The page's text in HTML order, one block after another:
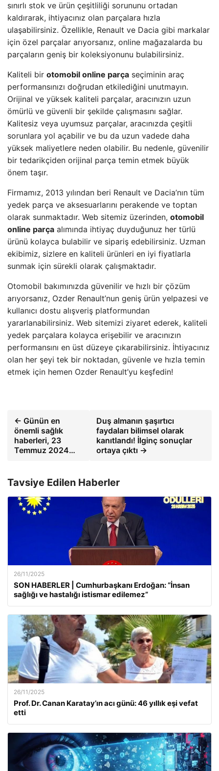
sınırlı stok ve ürün çeşitliliği sorununu ortadan
kaldırarak, ihtiyacınız olan parçalara hızla
ulaşabilirsiniz. Özellikle, Renault ve Dacia gibi markalar
için özel parçalar arıyorsanız, online mağazalarda bu
parçaların geniş bir koleksiyonunu bulabilirsiniz.
Kaliteli bir otomobil online parça seçiminin araç
performansınızı doğrudan etkilediğini unutmayın.
Orijinal ve yüksek kaliteli parçalar, aracınızın uzun
ömürlü ve güvenli bir şekilde çalışmasını sağlar.
Kalitesiz veya uyumsuz parçalar, aracınızda çeşitli
sorunlara yol açabilir ve bu da uzun vadede daha
yüksek maliyetlere neden olabilir. Bu nedenle, güvenilir
bir tedarikçiden orijinal parça temin etmek büyük
önem taşır.
Firmamız, 2013 yılından beri Renault ve Dacia’nın tüm
yedek parça ve aksesuarlarını perakende ve toptan
olarak sunmaktadır. Web sitemiz üzerinden, otomobil
online parça alımında ihtiyaç duyduğunuz her türlü
ürünü kolayca bulabilir ve sipariş edebilirsiniz. Uzman
ekibimiz, sizlere en kaliteli ürünleri en iyi fiyatlarla
sunmak için sürekli olarak çalışmaktadır.
Otomobil bakımınızda güvenilir ve hızlı bir çözüm
arıyorsanız, Ozder Renault’nun geniş ürün yelpazesi ve
kullanıcı dostu alışveriş platformundan
yararlanabilirsiniz. Web sitemizi ziyaret ederek, kaliteli
yedek parçalara kolayca erişebilir ve aracınızın
performansını en üst düzeye çıkarabilirsiniz. İhtiyacınız
olan her şeyi tek bir noktadan, güvenle ve hızla temin
etmek için hemen Ozder Renault’yu keşfedin!
← Günün en
önemli sağlık
haberleri, 23
Temmuz 2024…
Duş almanın şaşırtıcı
faydaları bilimsel olarak
kanıtlandı! İlginç sonuçlar
ortaya çıktı →
Tavsiye Edilen Haberler
26/11/2025
SON HABERLER | Cumhurbaşkanı Erdoğan: “İnsan
sağlığı ve hastalığı istismar edilemez”
26/11/2025
Prof. Dr. Canan Karatay’ın acı günü: 46 yıllık eşi vefat
etti